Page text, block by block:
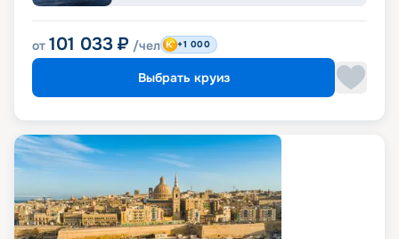
от 101 033 ₽ /чел +1 000
Выбрать круиз